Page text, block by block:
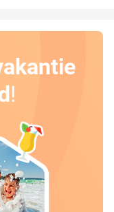
!